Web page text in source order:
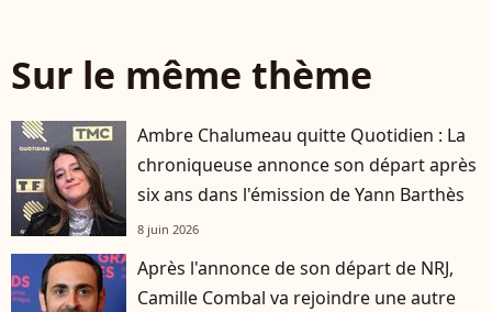
Sur le même thème
Ambre Chalumeau quitte Quotidien : La
chroniqueuse annonce son départ après
six ans dans l'émission de Yann Barthès
8 juin 2026
Après l'annonce de son départ de NRJ,
Camille Combal va rejoindre une autre